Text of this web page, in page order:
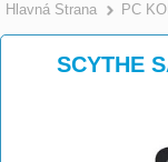
Hlavná Strana PC
SCYTHE